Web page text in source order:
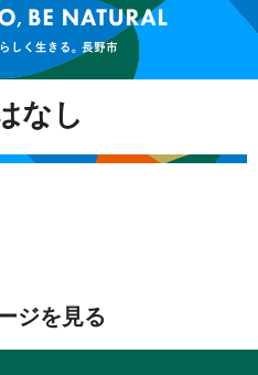
なし
ジを見る